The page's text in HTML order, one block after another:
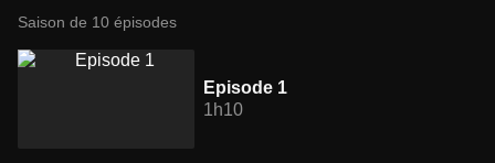
Saison de 10 épisodes
Episode 1
1h10